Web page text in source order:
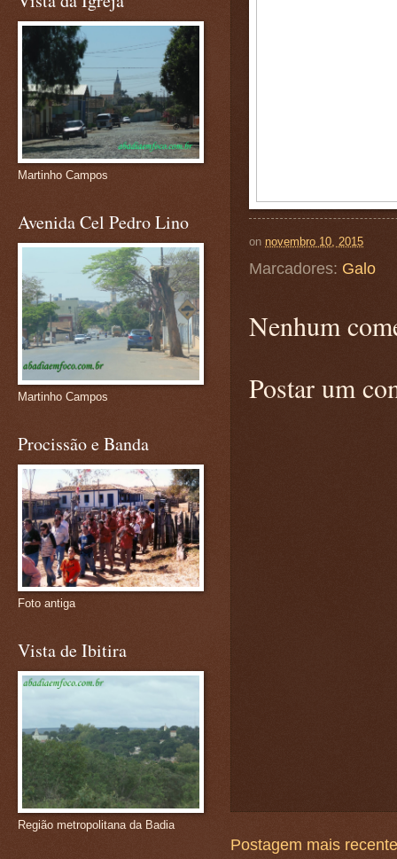
on novembro 10, 2015
Marcadores: Galo
Nenhum
Postar um
Postagem mais recente
Martinho Campos
Avenida Cel Pedro Lino
Martinho Campos
Procissão e Banda
Foto antiga
Vista de Ibitira
Região metropolitana da Badia